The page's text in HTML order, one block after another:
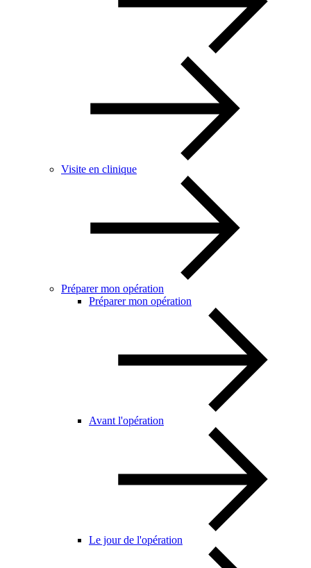
Visite en clinique
Préparer mon opération
Préparer mon opération
Avant l'opération
Le jour de l'opération